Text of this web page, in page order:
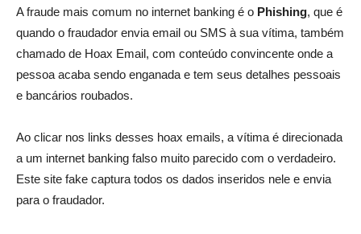
A fraude mais comum no internet banking é o Phishing, que é
quando o fraudador envia email ou SMS à sua vítima, também
chamado de Hoax Email, com conteúdo convincente onde a
pessoa acaba sendo enganada e tem seus detalhes pessoais
e bancários roubados.
Ao clicar nos links desses hoax emails, a vítima é direcionada
a um internet banking falso muito parecido com o verdadeiro.
Este site fake captura todos os dados inseridos nele e envia
para o fraudador.